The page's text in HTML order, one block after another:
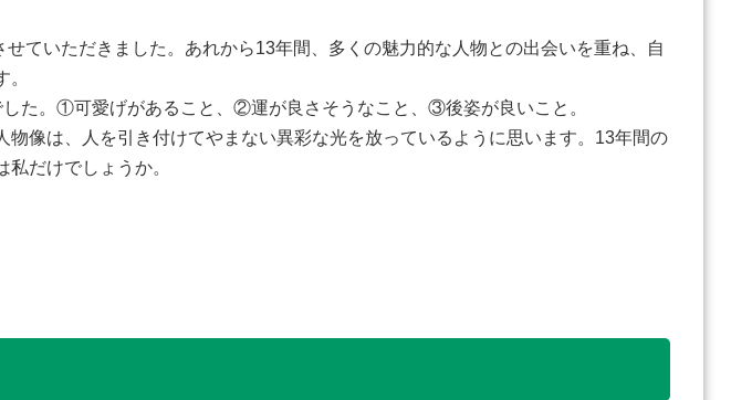
ていただきました。あれから13年間、多くの魅力的な人物との出会いを重ね、自
た。①可愛げがあること、②運が良さそうなこと、③後姿が良いこと。
像は、人を引き付けてやまない異彩な光を放っているように思います。13年間の
だけでしょうか。